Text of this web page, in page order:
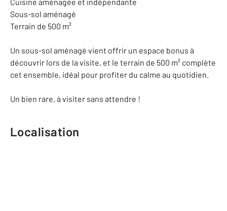
Sous-sol aménagé
Terrain de 500 m²
Un sous-sol aménagé vient offrir un espace bonus à
découvrir lors de la visite, et le terrain de 500 m² complète
cet ensemble, idéal pour profiter du calme au quotidien.
Un bien rare, à visiter sans attendre !
Localisation